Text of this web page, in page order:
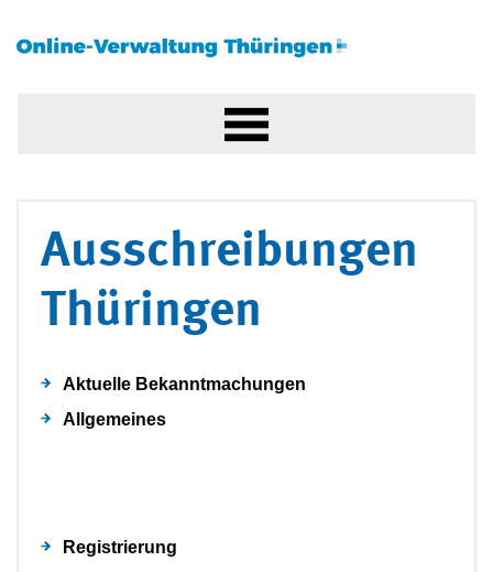
Ausschreibungen
Thüringen
Aktuelle Bekanntmachungen
Allgemeines
Registrierung